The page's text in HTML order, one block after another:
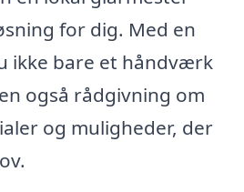
for dig. Med en
ikke bare et håndværk
også rådgivning om
og muligheder, der